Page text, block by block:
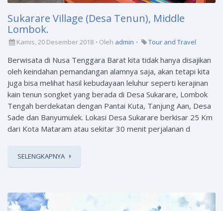
Sukarare Village (Desa Tenun), Middle
Lombok.
Kamis, 20 Desember 2018 Oleh admin Tour and Travel
Berwisata di Nusa Tenggara Barat kita tidak hanya disajikan
oleh keindahan pemandangan alamnya saja, akan tetapi kita
juga bisa melihat hasil kebudayaan leluhur seperti kerajinan
kain tenun songket yang berada di Desa Sukarare, Lombok
Tengah berdekatan dengan Pantai Kuta, Tanjung Aan, Desa
Sade dan Banyumulek. Lokasi Desa Sukarare berkisar 25 Km
dari Kota Mataram atau sekitar 30 menit perjalanan d
SELENGKAPNYA